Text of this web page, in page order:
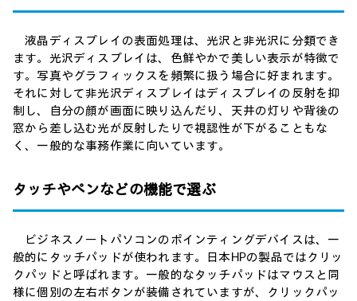
液晶ディスプレイの表面処理は、光沢と非光沢に分類でき
ます。光沢ディスプレイは、色鮮やかで美しい表示が特徴で
す。写真やグラフィックスを頻繁に扱う場合に好まれます。
それに対して非光沢ディスプレイはディスプレイの反射を抑
制し、自分の顔が画面に映り込んだり、天井の灯りや背後の
窓から差し込む光が反射したりで視認性が下がることもな
く、一般的な事務作業に向いています。
タッチやペンなどの機能で選ぶ
ビジネスノートパソコンのポインティングデバイスは、一
般的にタッチパッドが使われます。日本HPの製品ではクリッ
クパッドと呼ばれます。一般的なタッチパッドはマウスと同
様に個別の左右ボタンが装備されていますが、クリックパッ